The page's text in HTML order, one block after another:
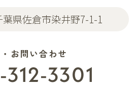
葉県佐倉市染井野7-1-1
お問い合わせ
3301